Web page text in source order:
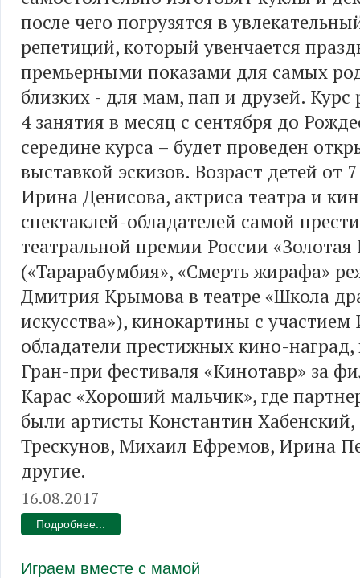
после чего погрузятся в
репетиций, который увенчается
премьерными показами для самых
близких - для мам, пап и друзей. Курс
4 занятия в месяц с сентября до
середине курса – будет проведен
выставкой эскизов. Возраст детей от
Ирина Денисова, актриса театра и
спектаклей-обладателей самой
театральной премии России «Золотая
(«Тарарабумбия», «Смерть жирафа»
Дмитрия Крымова в театре «Школа
искусства»), кинокартины с
обладатели престижных кино-
Гран-при фестиваля «Кинотавр» за
Карас «Хороший мальчик», где
были артисты Константин
Трескунов, Михаил Ефремов, Ирина
другие.
16.08.2017
Подробнее...
Играем вместе с мамой